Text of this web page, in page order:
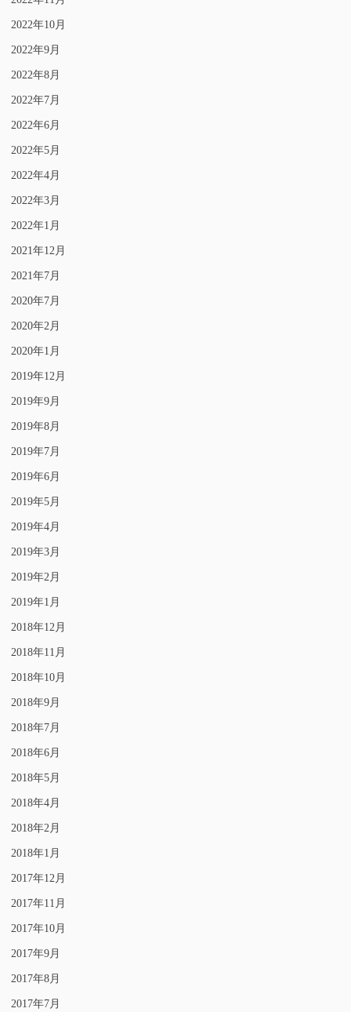
2022年10月
2022年9月
2022年8月
2022年7月
2022年6月
2022年5月
2022年4月
2022年3月
2022年1月
2021年12月
2021年7月
2020年7月
2020年2月
2020年1月
2019年12月
2019年9月
2019年8月
2019年7月
2019年6月
2019年5月
2019年4月
2019年3月
2019年2月
2019年1月
2018年12月
2018年11月
2018年10月
2018年9月
2018年7月
2018年6月
2018年5月
2018年4月
2018年2月
2018年1月
2017年12月
2017年11月
2017年10月
2017年9月
2017年8月
2017年7月